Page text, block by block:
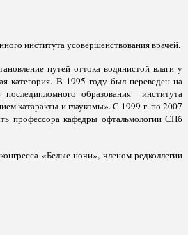
института усовершенствования врачей.
путей оттока водянистой влаги у
категория. В 1995 году был переведен на
образования института
катаракты и глаукомы». С 1999 г. по 2007
профессора кафедры офтальмологии СПб
«Белые ночи», членом редколлегии